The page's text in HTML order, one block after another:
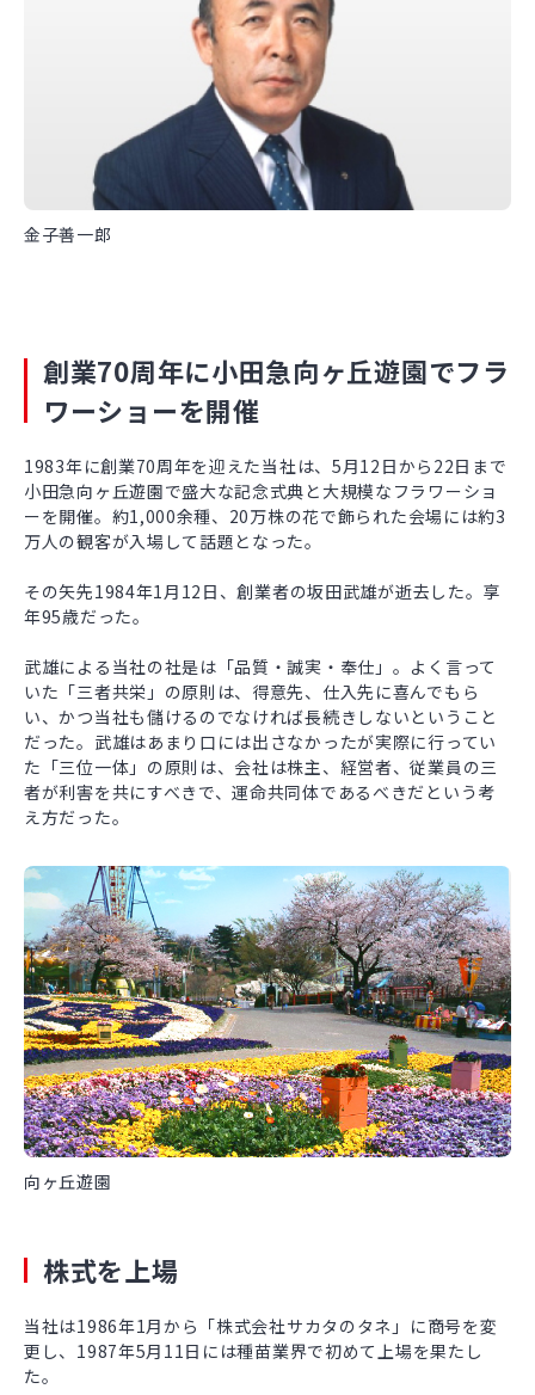
金子善一郎
創業70周年に小田急向ヶ丘遊園でフラ
ワーショーを開催
1983年に創業70周年を迎えた当社は、5月12日から22日まで
小田急向ヶ丘遊園で盛大な記念式典と大規模なフラワーショ
ーを開催。約1,000余種、20万株の花で飾られた会場には約3
万人の観客が入場して話題となった。
その矢先1984年1月12日、創業者の坂田武雄が逝去した。享
年95歳だった。
武雄による当社の社是は「品質・誠実・奉仕」。よく言って
いた「三者共栄」の原則は、得意先、仕入先に喜んでもら
い、かつ当社も儲けるのでなければ長続きしないということ
だった。武雄はあまり口には出さなかったが実際に行ってい
た「三位一体」の原則は、会社は株主、経営者、従業員の三
者が利害を共にすべきで、運命共同体であるべきだという考
え方だった。
向ヶ丘遊園
株式を上場
当社は1986年1月から「株式会社サカタのタネ」に商号を変
更し、1987年5月11日には種苗業界で初めて上場を果たし
た。